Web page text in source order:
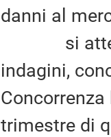
danni al
si
indagini,
trimestre di